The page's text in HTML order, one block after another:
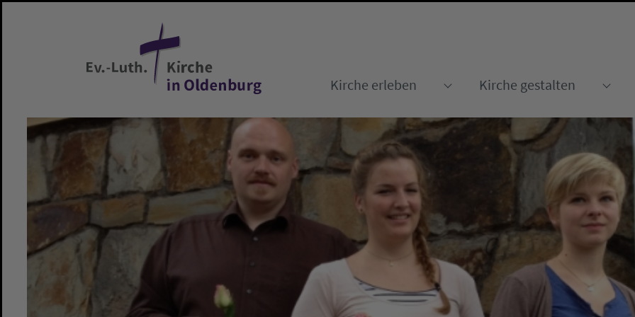
Kirche erleben
Kirche gestalten